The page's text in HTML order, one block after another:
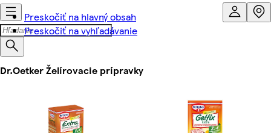
Preskočiť na hlavný obsah
Preskočiť na vyhľadávanie
Dr.Oetker Želírovacie prípravky